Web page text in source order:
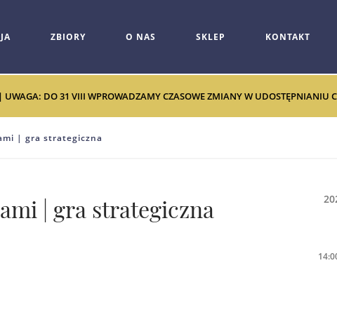
ZBIORY O NAS SKLEP KONTAKT
DO 31 VIII WPROWADZAMY CZASOWE ZMIANY W UDOSTĘPNIANIU
| gra strategiczna
| gra strategiczna